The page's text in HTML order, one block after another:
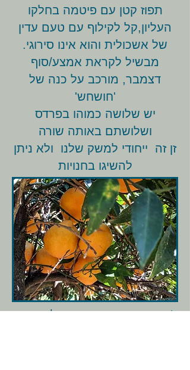
תפוז קטן עם פיטמה בחלקו
העליון,קל לקילוף עם טעם עדין
של אשכולית והוא אינו סירוגי.
מבשיל לקראת אמצע/סוף
דצמבר, מורכב על כנה של
'חושחש'
יש שלושה כמוהו בפרדס
ושלושתם באותה שורה
זן זה ייחודי למשק שלנו ולא ניתן
להשיגו בחנויות
(משחק: אנונה. רמז-עברתם לידו בדרך